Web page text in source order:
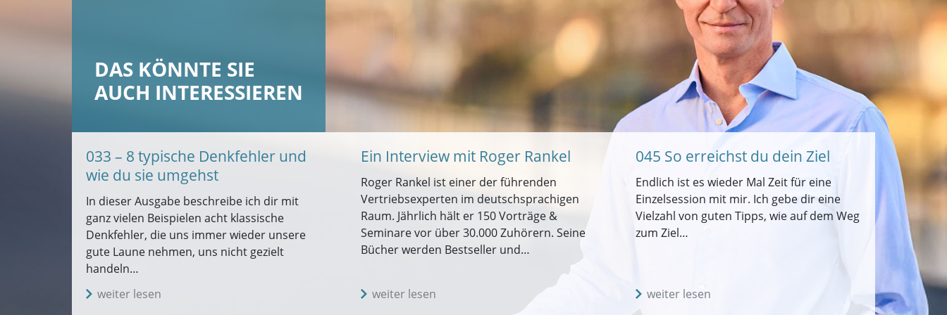
DAS KÖNNTE SIE
AUCH INTERESSIEREN
033 – 8 typische Denkfehler und
wie du sie umgehst
In dieser Ausgabe beschreibe ich dir mit
ganz vielen Beispielen acht klassische
Denkfehler, die uns immer wieder unsere
gute Laune nehmen, uns nicht gezielt
handeln…
weiter lesen
Ein Interview mit Roger Rankel
Roger Rankel ist einer der führenden
Vertriebsexperten im deutschsprachigen
Raum. Jährlich hält er 150 Vorträge &
Seminare vor über 30.000 Zuhörern. Seine
Bücher werden Bestseller und…
weiter lesen
045 So erreichst du dein Ziel
Endlich ist es wieder Mal Zeit für eine
Einzelsession mit mir. Ich gebe dir eine
Vielzahl von guten Tipps, wie auf dem Weg
zum Ziel…
weiter lesen